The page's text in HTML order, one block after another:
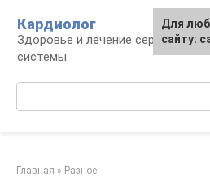
контенту
Кардиолог
Здоровье и лечение сердечно-
системы
Главная » Разное
Для
сайту: